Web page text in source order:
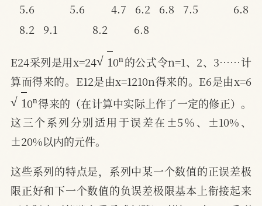
5.6            5.6         4.7
6.2 6.8
7.5            6.8
8.2
9.1            8.2         6.8
E24采列是用x=24 1 0 n
的公式令n=1、2、3……计
算而得来的。E12是由x=1210n得来的。E6是由x=6
1 0 n
得来的（在计算中实际上作了一定的修正）。
这三个系列分别适用于误差在±5％、±10%、
±20%以内的元件。
这些系列的特点是，系列中某一个数值的正误差极
限正好和下一个数值的负误差极限基本上衔接起来